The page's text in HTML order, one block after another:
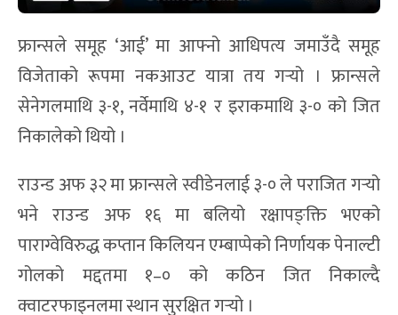
फ्रान्सले समूह ‘आई’ मा आफ्नो आधिपत्य जमाउँदै समूह
विजेताको रूपमा नकआउट यात्रा तय गर्‍यो । फ्रान्सले
सेनेगलमाथि ३-१, नर्वेमाथि ४-१ र इराकमाथि ३-० को जित
निकालेको थियो ।
राउन्ड अफ ३२ मा फ्रान्सले स्वीडेनलाई ३-० ले पराजित गर्‍यो
भने राउन्ड अफ १६ मा बलियो रक्षापङ्क्ति भएको
पाराग्वेविरुद्ध कप्तान किलियन एम्बाप्पेको निर्णायक पेनाल्टी
गोलको मद्दतमा १–० को कठिन जित निकाल्दै
क्वाटरफाइनलमा स्थान सुरक्षित गर्‍यो ।